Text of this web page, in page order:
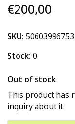
€200,00
SKU:
Stock: 0
Out of stock
This product has
inquiry about it.